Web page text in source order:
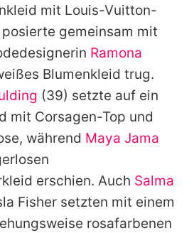
mit Louis-Vuitton-
gemeinsam mit
Ramona
Blumenkleid trug.
(39) setzte auf ein
mit Corsagen-Top und
während Maya Jama
erschien. Auch Salma
Fisher setzten mit einem
rosafarbenen